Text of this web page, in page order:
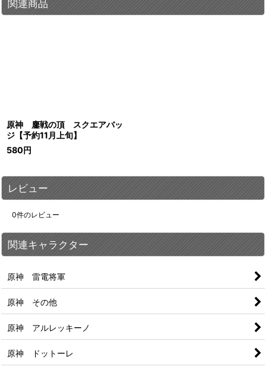
関連商品
原神 鏖戦の頂 スクエアバッ
ジ【予約11月上旬】
580円
レビュー
0件のレビュー
関連キャラクター
原神 雷電将軍
原神 その他
原神 アルレッキーノ
原神 ドットーレ